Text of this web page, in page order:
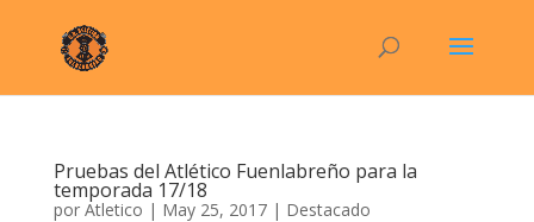
Pruebas del Atlético Fuenlabreño para la
temporada 17/18
por Atletico | May 25, 2017| Destacado